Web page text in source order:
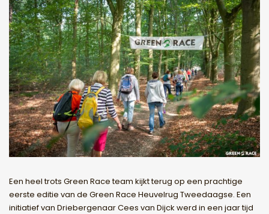
Een heel trots Green Race team kijkt terug op een prachtige
eerste editie van de Green Race Heuvelrug Tweedaagse. Een
initiatief van Driebergenaar Cees van Dijck werd in een jaar tijd